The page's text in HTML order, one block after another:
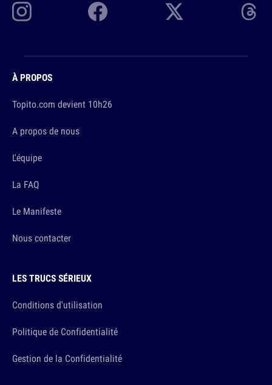
À PROPOS
Topito.com devient 10h26
A propos de nous
L'équipe
La FAQ
Le Manifeste
Nous contacter
LES TRUCS SÉRIEUX
Conditions d'utilisation
Politique de Confidentialité
Gestion de la Confidentialité